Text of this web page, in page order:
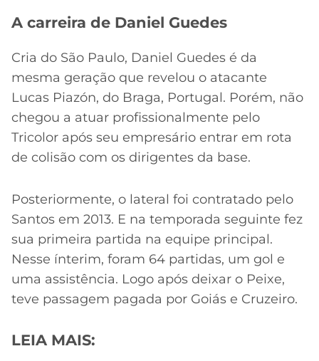
A carreira de Daniel Guedes
Cria do São Paulo, Daniel Guedes é da
mesma geração que revelou o atacante
Lucas Piazón, do Braga, Portugal. Porém, não
chegou a atuar profissionalmente pelo
Tricolor após seu empresário entrar em rota
de colisão com os dirigentes da base.
Posteriormente, o lateral foi contratado pelo
Santos em 2013. E na temporada seguinte fez
sua primeira partida na equipe principal.
Nesse ínterim, foram 64 partidas, um gol e
uma assistência. Logo após deixar o Peixe,
teve passagem pagada por Goiás e Cruzeiro.
LEIA MAIS: